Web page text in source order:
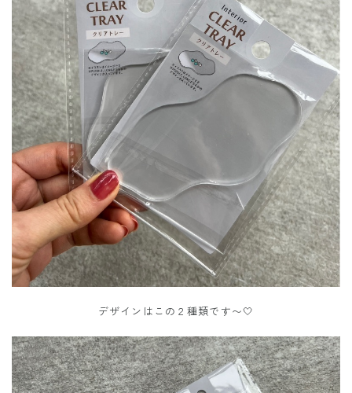
デザインはこの２種類です〜🤍